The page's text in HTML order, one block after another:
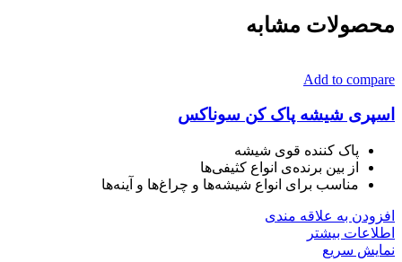
محصولات مشابه
Add to compare
اسپری شیشه پاک کن سوناکس
پاک کننده قوی شیشه
از بین برنده‌ی انواع کثیفی‌ها
مناسب برای انواع شیشه‌ها و چراغ‌ها و آینه‌ها
افزودن به علاقه مندی
اطلاعات بیشتر
نمایش سریع